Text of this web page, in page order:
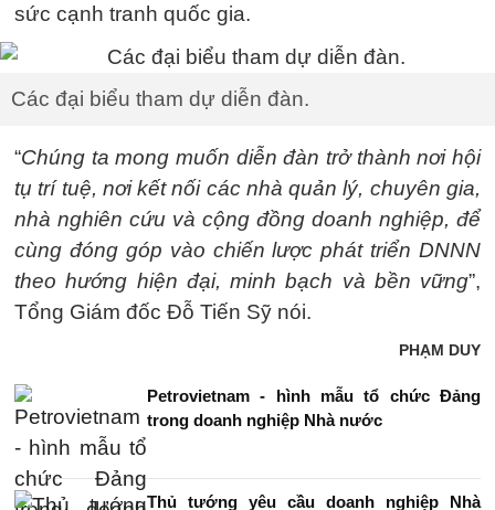
sức cạnh tranh quốc gia.
Các đại biểu tham dự diễn đàn.
“Chúng ta mong muốn diễn đàn trở thành nơi hội
tụ trí tuệ, nơi kết nối các nhà quản lý, chuyên gia,
nhà nghiên cứu và cộng đồng doanh nghiệp, để
cùng đóng góp vào chiến lược phát triển DNNN
theo hướng hiện đại, minh bạch và bền vững”,
Tổng Giám đốc Đỗ Tiến Sỹ nói.
PHẠM DUY
Petrovietnam - hình mẫu tổ chức Đảng
trong doanh nghiệp Nhà nước
Thủ tướng yêu cầu doanh nghiệp Nhà